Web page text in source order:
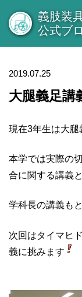
義肢装
公式ブ
2019.07.25
大腿義足講
現在3年生は大腿
本学では実際の
合に関する講義
学科長の講義も
次回はタイマヒ
義に挑みます